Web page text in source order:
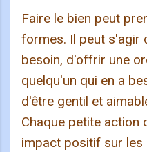
Faire le bien peut
formes. Il peut s'agir
besoin, d'offrir une
quelqu'un qui en a
d'être gentil et
Chaque petite action
impact positif sur les